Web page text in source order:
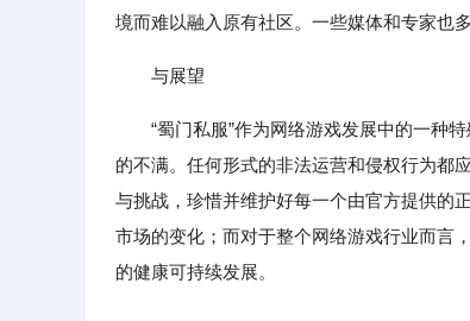
境而难以融入原有社区。一些媒体和专家也
与展望
“蜀门私服”作为网络游戏发展中的一种
的不满。任何形式的非法运营和侵权行为都
与挑战，珍惜并维护好每一个由官方提供的
市场的变化；而对于整个网络游戏行业而言
的健康可持续发展。